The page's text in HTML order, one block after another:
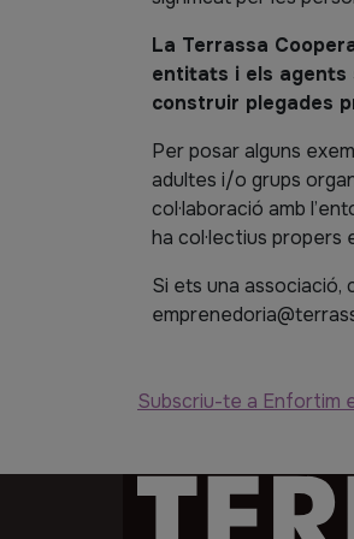
La Terrassa
entitats i els agents
construir plegades
Per posar alguns
adultes i/o grups
col·laboració amb
ha col·lectius propers
Si ets una associació,
Subscriu-te a Enfortim